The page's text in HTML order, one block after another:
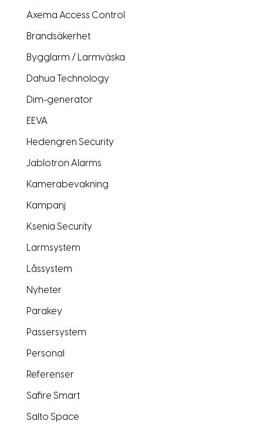
Axema Access Control
Brandsäkerhet
Bygglarm / Larmväska
Dahua Technology
Dim-generator
EEVA
Hedengren Security
Jablotron Alarms
Kamerabevakning
Kampanj
Ksenia Security
Larmsystem
Låssystem
Nyheter
Parakey
Passersystem
Personal
Referenser
Safire Smart
Salto Space